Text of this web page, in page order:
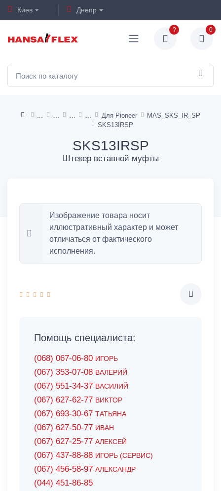
Киев Днепр
? 0
Для Pioneer
MAS_SKS_IR_SP
SKS13IRSP
SKS13IRSP
Штекер вставной муфты
Изображение товара носит
иллюстративный характер и может
отличаться от фактического
исполнения.
Помощь специалиста:
(068) 067-06-80 ИГОРЬ
(067) 353-07-08 ВАЛЕРИЙ
(067) 551-34-37 ВАСИЛИЙ
(067) 627-62-77 ВИКТОР
(067) 693-30-67 ТАТЬЯНА
(067) 627-50-77 ИВАН
(067) 627-25-77 АЛЕКСЕЙ
(067) 437-88-88 ИГОРЬ (СЕРВИС)
(067) 456-58-97 АЛЕКСАНДР
(044) 451-86-85